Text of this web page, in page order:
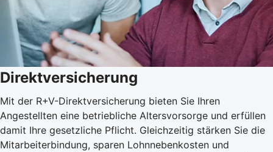
Direktversicherung
Mit der R+V-Direktversicherung bieten Sie Ihren
Angestellten eine betriebliche Altersvorsorge und erfüllen
damit Ihre gesetzliche Pflicht. Gleichzeitig stärken Sie die
Mitarbeiterbindung, sparen Lohnnebenkosten und